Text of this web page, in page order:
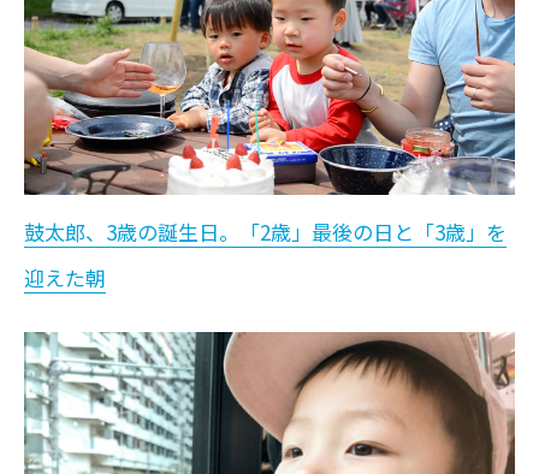
鼓太郎、3歳の誕生日。「2歳」最後の日と「3歳」を
迎えた朝